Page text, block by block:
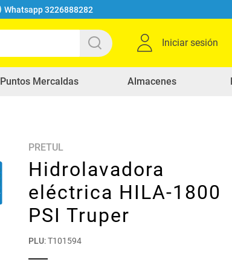
Whatsapp 3226888282
Iniciar sesión
Puntos Mercaldas Almacenes
PRETUL
Hidrolavadora
eléctrica HILA-1800
PSI Truper
PLU:T101594